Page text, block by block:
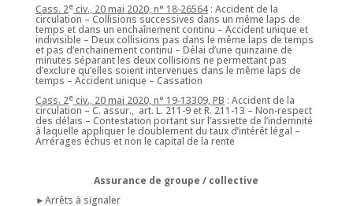
Cass. 2eciv., 20 mai 2020, n° 18-26564: Accident de la
circulation – Collisions successives dans un même laps de
temps et dans un enchaînement continu – Accident unique et
indivisible – Deux collisions pas dans le même laps de temps
et pas d’enchainement continu – Délai d’une quinzaine de
minutes séparant les deux collisions ne permettant pas
d’exclure qu’elles soient intervenues dans le même laps de
temps – Accident unique – Cassation
Cass. 2eciv., 20 mai 2020, n° 19-13309, PB : Accident de la
circulation – C. assur., art. L. 211-9 et R. 211-13 – Non-respect
des délais – Contestation portant sur l’assiette de l’indemnité
à laquelle appliquer le doublement du taux d’intérêt légal –
Arrérages échus et non le capital de la rente
Assurance de groupe / collective
►Arrêts à signaler